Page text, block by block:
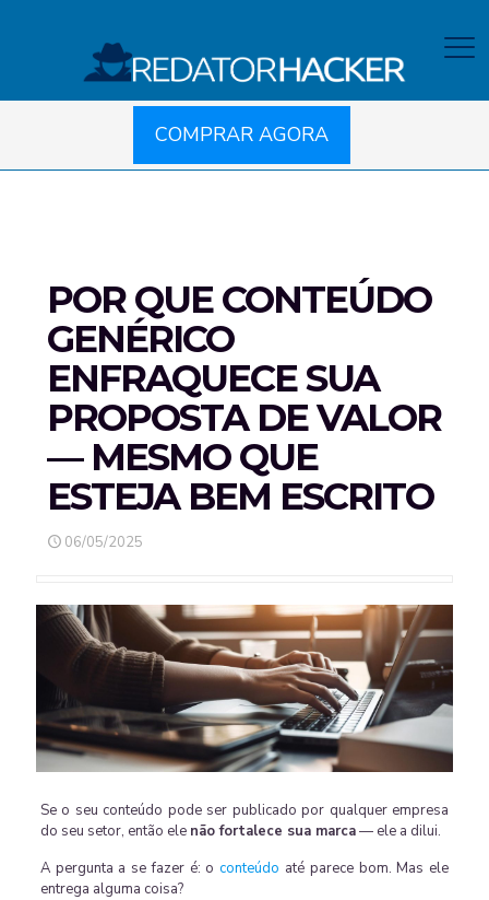
COMPRAR AGORA
POR QUE CONTEÚDO
GENÉRICO
ENFRAQUECE SUA
PROPOSTA DE VALOR
— MESMO QUE
ESTEJA BEM ESCRITO
06/05/2025
Se o seu conteúdo pode ser publicado por qualquer empresa
do seu setor, então ele não fortalece sua marca— ele a dilui.
A pergunta a se fazer é: oconteúdo até parece bom. Mas ele
entrega alguma coisa?